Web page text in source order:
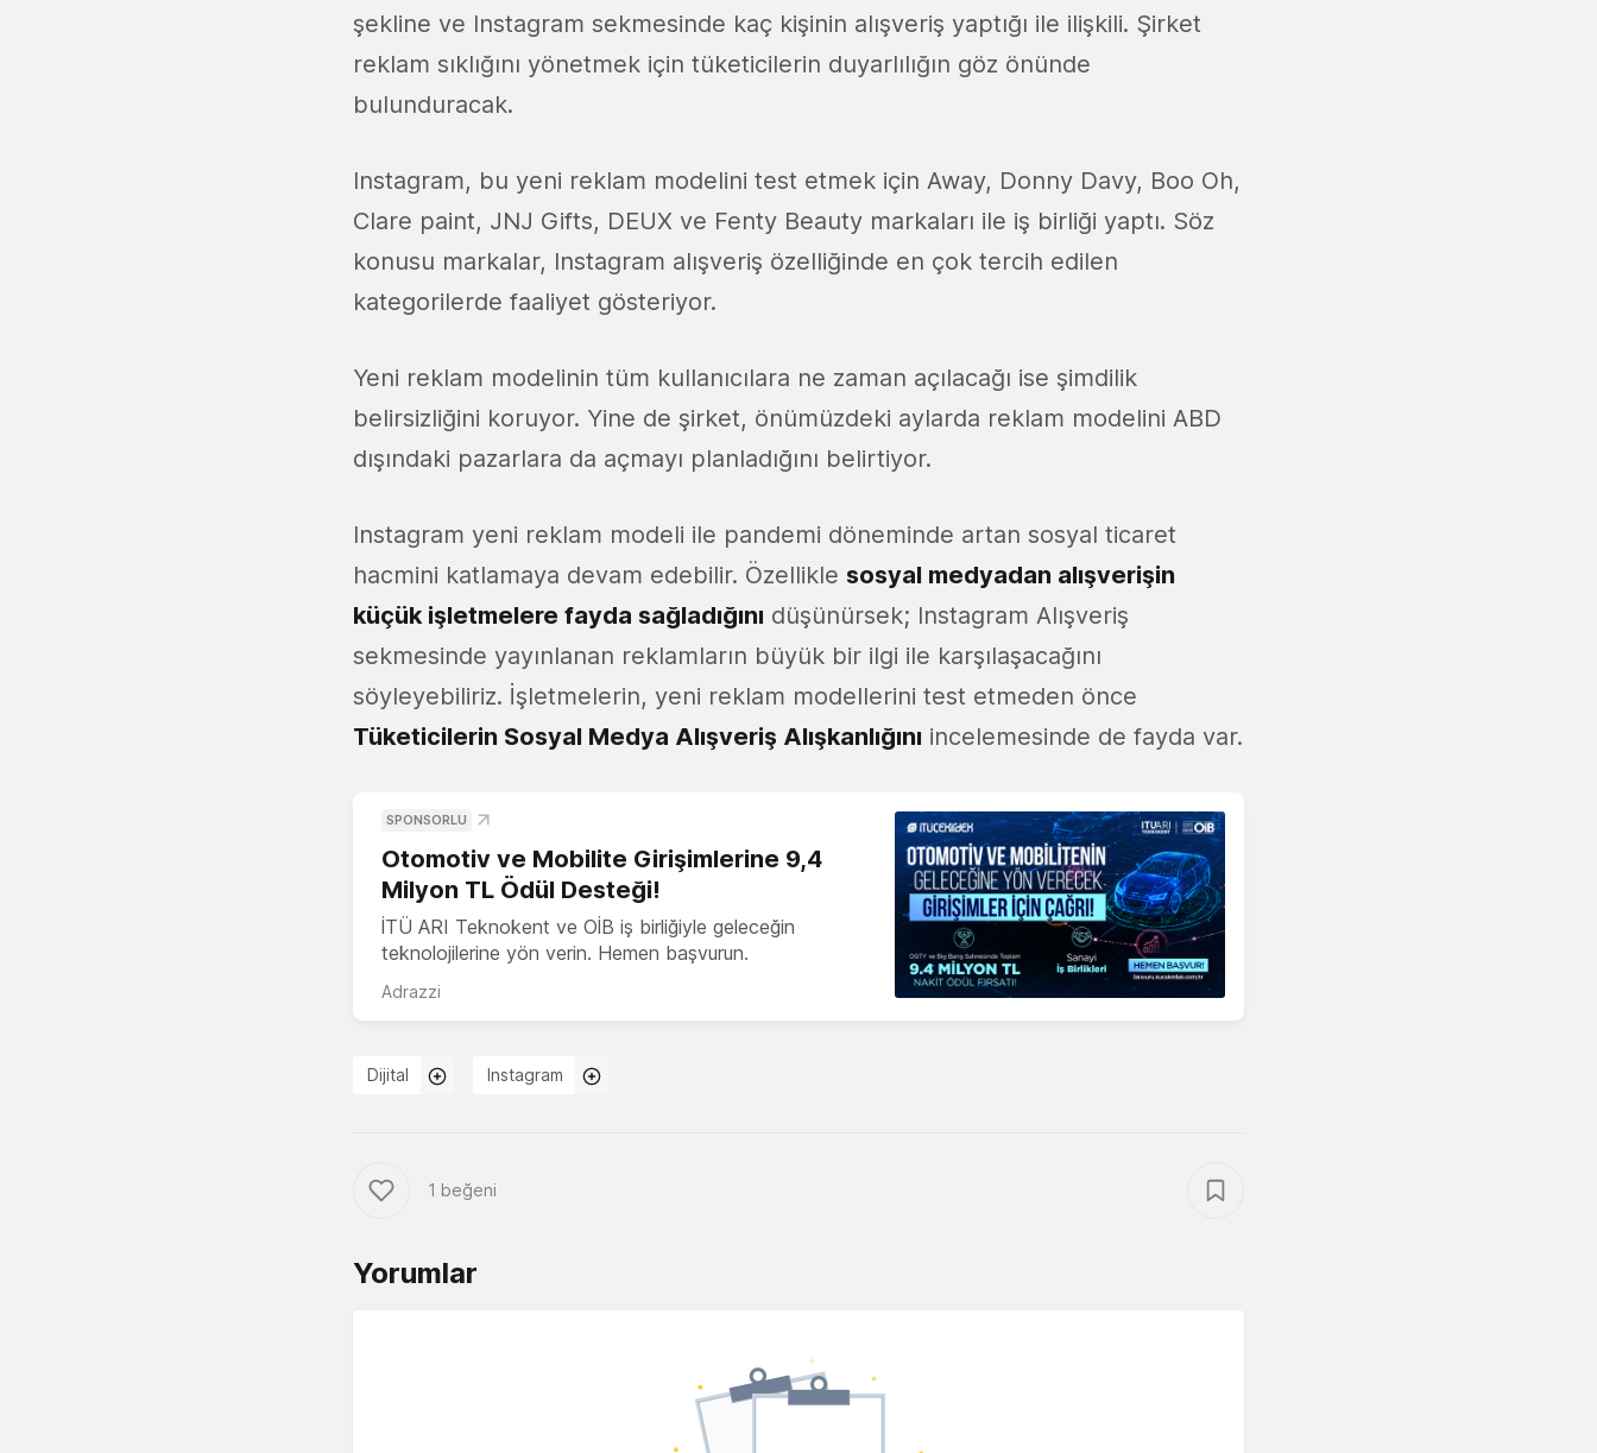
şekline ve Instagram sekmesinde kaç kişinin alışveriş yaptığı ile ilişkili. Şirket
reklam sıklığını yönetmek için tüketicilerin duyarlılığın göz önünde
bulunduracak.
Instagram, bu yeni reklam modelini test etmek için Away, Donny Davy, Boo Oh,
Clare paint, JNJ Gifts, DEUX ve Fenty Beauty markaları ile iş birliği yaptı. Söz
konusu markalar, Instagram alışveriş özelliğinde en çok tercih edilen
kategorilerde faaliyet gösteriyor.
Yeni reklam modelinin tüm kullanıcılara ne zaman açılacağı ise şimdilik
belirsizliğini koruyor. Yine de şirket, önümüzdeki aylarda reklam modelini ABD
dışındaki pazarlara da açmayı planladığını belirtiyor.
Instagram yeni reklam modeli ile pandemi döneminde artan sosyal ticaret
hacmini katlamaya devam edebilir. Özellikle sosyal medyadan alışverişin
küçük işletmelere fayda sağladığını düşünürsek; Instagram Alışveriş
sekmesinde yayınlanan reklamların büyük bir ilgi ile karşılaşacağını
söyleyebiliriz. İşletmelerin, yeni reklam modellerini test etmeden önce
Tüketicilerin Sosyal Medya Alışveriş Alışkanlığını incelemesinde de fayda var.
SPONSORLU
Otomotiv ve Mobilite Girişimlerine 9,4
Milyon TL Ödül Desteği!
İTÜ ARI Teknokent ve OİB iş birliğiyle geleceğin
teknolojilerine yön verin. Hemen başvurun.
Adrazzi
Dijital Instagram
1 beğeni
Yorumlar